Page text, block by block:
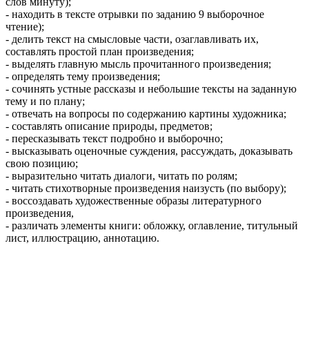
- находить в тексте отрывки по заданию 9 выборочное
чтение);
- делить текст на смысловые части, озаглавливать их,
составлять простой план произведения;
- выделять главную мысль прочитанного произведения;
- определять тему произведения;
- сочинять устные рассказы и небольшие тексты на заданную
тему и по плану;
- отвечать на вопросы по содержанию картины художника;
- составлять описание природы, предметов;
- пересказывать текст подробно и выборочно;
- высказывать оценочные суждения, рассуждать, доказывать
свою позицию;
- выразительно читать диалоги, читать по ролям;
- читать стихотворные произведения наизусть (по выбору);
- воссоздавать художественные образы литературного
произведения,
- различать элементы книги: обложку, оглавление, титульный
лист, иллюстрацию, аннотацию.